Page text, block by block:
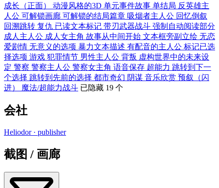
成长（正面）
动漫风格的3D 单元事件故事 单结局 反英雄主
人公 可解锁画廊 可解锁的结局篇章 吸烟者主人公 回忆倒叙
回溯跳转 复仇 已读文本标记 带刃武器战斗 强制自动阅读部分
成人主人公 成人女主角 故事从中间开始 文本框旁副立绘 无恋
爱剧情 无意义的选项 暴力文本描述 有配音的主人公 标记已选
择选项 游戏 犯罪情节 男性主人公 背叛 虚构世界中的未来设
定 警察 警察主人公 警察女主角 语音保存 超能力 跳转到下一
个选择 跳转到先前的选择 都市奇幻 阴谋 音乐欣赏 预叙（闪
进）
魔法/超能力战斗 已隐藏 19 个
会社
Heliodor · publisher
截图 / 画廊